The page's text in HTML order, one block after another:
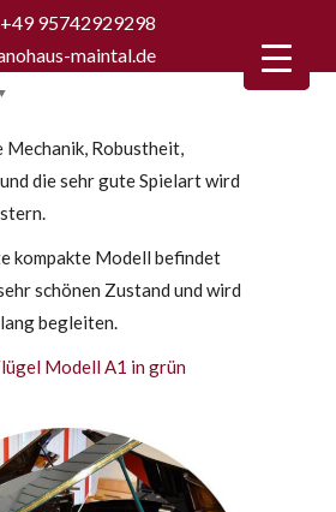
+49 95742929298
maintal.de
Mechanik, Robustheit,
die sehr gute Spielart wird
kompakte Modell befindet
schönen Zustand und wird
begleiten.
Modell A1 in grün